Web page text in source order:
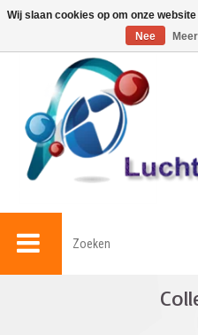
0
Wij slaan cookies op om onze
Nee